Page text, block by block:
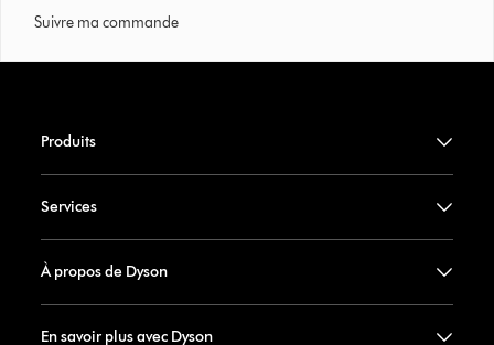
Suivre ma commande
Produits
Services
À propos de Dyson
En savoir plus avec Dyson